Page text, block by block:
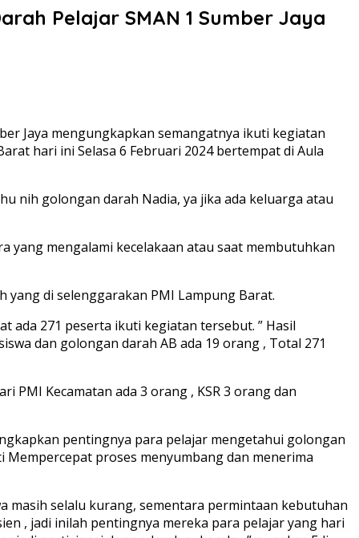
Pelajar SMAN 1 Sumber Jaya
Jaya mengungkapkan semangatnya ikuti kegiatan
hari ini Selasa 6 Februari 2024 bertempat di Aula
nih golongan darah Nadia, ya jika ada keluarga atau
yang mengalami kecelakaan atau saat membutuhkan
di selenggarakan PMI Lampung Barat.
ada 271 peserta ikuti kegiatan tersebut. ” Hasil
dan golongan darah AB ada 19 orang , Total 271
Kecamatan ada 3 orang , KSR 3 orang dan
pentingnya para pelajar mengetahui golongan
proses menyumbang dan menerima
masih selalu kurang, sementara permintaan kebutuhan
, jadi inilah pentingnya mereka para pelajar yang hari